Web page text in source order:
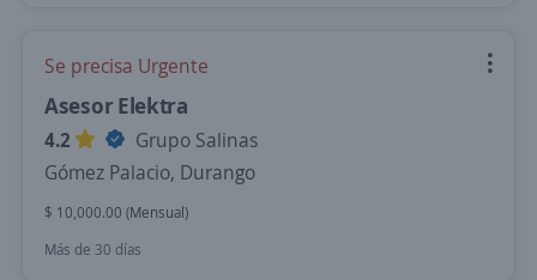
Se precisa Urgente
Asesor Elektra
4.2
Grupo Salinas
Gómez Palacio, Durango
$ 10,000.00 (Mensual)
Más de 30 días